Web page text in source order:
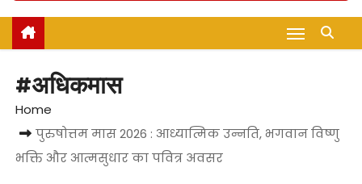
#अधिकमास
Home
पुरुषोत्तम मास 2026 : आध्यात्मिक उन्नति, भगवान विष्णु
भक्ति और आत्मसुधार का पवित्र अवसर